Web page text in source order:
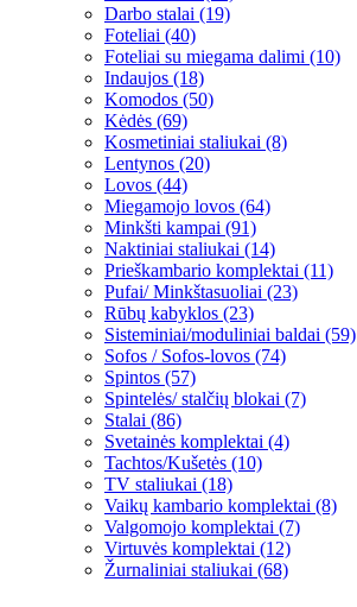
Darbo stalai (19)
Foteliai (40)
Foteliai su miegama dalimi (10)
Indaujos (18)
Komodos (50)
Kėdės (69)
Kosmetiniai staliukai (8)
Lentynos (20)
Lovos (44)
Miegamojo lovos (64)
Minkšti kampai (91)
Naktiniai staliukai (14)
Prieškambario komplektai (11)
Pufai/ Minkštasuoliai (23)
Rūbų kabyklos (23)
Sisteminiai/moduliniai baldai (59)
Sofos / Sofos-lovos (74)
Spintos (57)
Spintelės/ stalčių blokai (7)
Stalai (86)
Svetainės komplektai (4)
Tachtos/Kušetės (10)
TV staliukai (18)
Vaikų kambario komplektai (8)
Valgomojo komplektai (7)
Virtuvės komplektai (12)
Žurnaliniai staliukai (68)